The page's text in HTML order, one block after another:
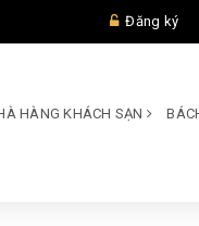
Đăng ký
HÀNG KHÁCH SẠN